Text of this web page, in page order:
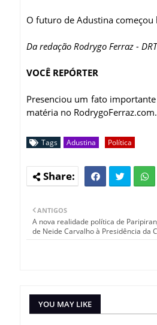
O futuro de Adustina começou
Da redação Rodrygo Ferraz -
VOCÊ REPÓRTER
Presenciou um fato
matéria no
Tags Adustina Política
ANTIGOS
A nova realidade política de
de Neide Carvalho à Presidência da
YOU MAY LIKE